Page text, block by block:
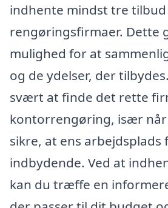
indhente mindst tre
rengøringsfirmaer. Dette
mulighed for at
og de ydelser, der
svært at finde det rette
kontorrengøring, især når
sikre, at ens
indbydende. Ved at
kan du træffe en